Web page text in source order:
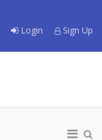
Login
Sign Up